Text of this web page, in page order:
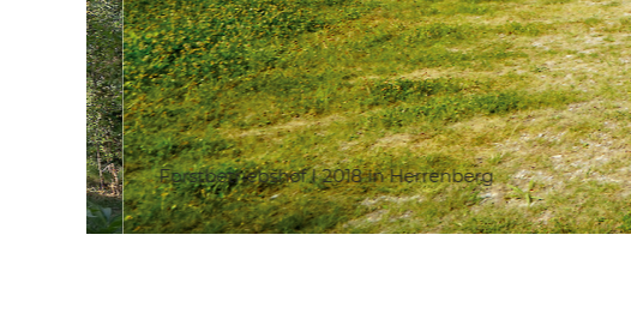
Forstbetriebshof I 2018 in Herrenberg